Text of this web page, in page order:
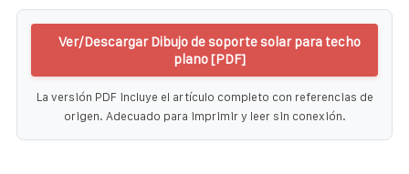
Ver/Descargar Dibujo de soporte solar para techo
plano [PDF]
La versión PDF incluye el artículo completo con referencias de
origen. Adecuado para imprimir y leer sin conexión.